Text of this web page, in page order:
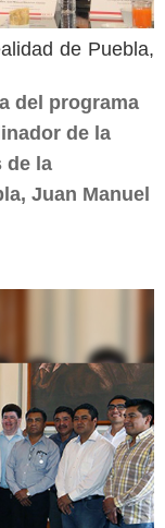
de Puebla,
del programa
de la
de la
Juan Manuel